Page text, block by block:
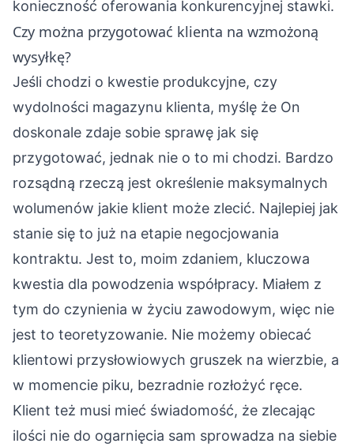
konieczność oferowania konkurencyjnej stawki.
Czy można przygotować klienta na wzmożoną
wysyłkę?
Jeśli chodzi o kwestie produkcyjne, czy
wydolności magazynu klienta, myślę że On
doskonale zdaje sobie sprawę jak się
przygotować, jednak nie o to mi chodzi. Bardzo
rozsądną rzeczą jest określenie maksymalnych
wolumenów jakie klient może zlecić. Najlepiej jak
stanie się to już na etapie negocjowania
kontraktu. Jest to, moim zdaniem, kluczowa
kwestia dla powodzenia współpracy. Miałem z
tym do czynienia w życiu zawodowym, więc nie
jest to teoretyzowanie. Nie możemy obiecać
klientowi przysłowiowych gruszek na wierzbie, a
w momencie piku, bezradnie rozłożyć ręce.
Klient też musi mieć świadomość, że zlecając
ilości nie do ogarnięcia sam sprowadza na siebie